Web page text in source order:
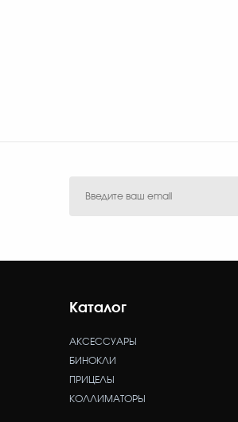
Каталог
АКСЕССУАРЫ
БИНОКЛИ
ПРИЦЕЛЫ
КОЛЛИМАТОРЫ